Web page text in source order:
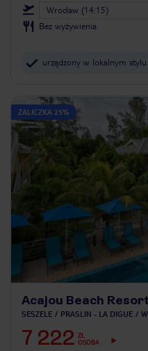
Wrocław (14:15)
Bez wyżywienia
urządzony w lokalnym stylu
ZALICZKA 25%
Acajou Beach
SESZELE PRASLIN - LA DIGUE
7 222 ZŁ
OSOBA